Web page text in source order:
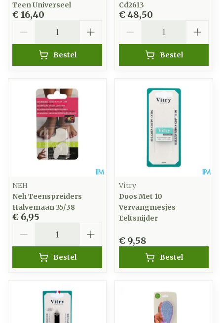
Teen Universeel
€ 16,40
Bestel
Cd2613
€ 48,50
Bestel
NEH
Neh Teenspreiders
Halvemaan 35/38
€ 6,95
Bestel
Vitry
Doos Met 10
Vervangmesjes
Eeltsnijder
€ 9,58
Bestel